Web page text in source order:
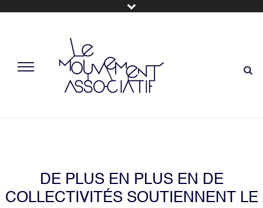
DE PLUS EN PLUS EN DE
COLLECTIVITÉS SOUTIENNENT LE